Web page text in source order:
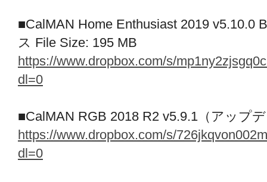
■CalMAN Home Enthusiast 2019 v5.10.0
ス File Size: 195 MB
https://www.dropbox.com/s/
dl=0
■CalMAN RGB 2018 R2 v5.9.1（アップ
https://www.dropbox.com/s/
dl=0